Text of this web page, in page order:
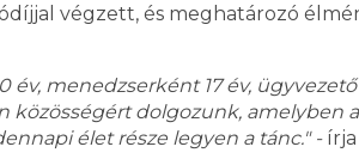
végzett, és meghatározó
év, menedzserként 17 év,
közösségért dolgozunk,
élet része legyen a tánc." -írja